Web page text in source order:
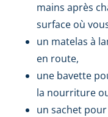
mains après
surface où
un matelas à
en route,
une bavette
la nourriture
un sachet